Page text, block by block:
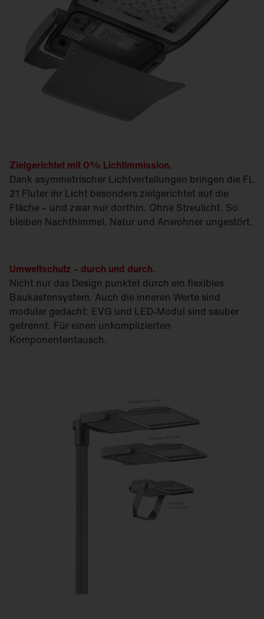
Zielgerichtet mit 0% Lichtimmission.
Dank asymmetrischer Licht­verteilungen bringen die FL
21 Fluter ihr Licht besonders zielgerichtet auf die
Fläche – und zwar nur dorthin. Ohne Streulicht. So
bleiben Nachthimmel, Natur und Anwohner ungestört.
Umweltschutz – durch und durch.
Nicht nur das Design punktet durch ein flexibles
Baukastensystem. Auch die inneren Werte sind
modular gedacht: EVG und LED-Modul sind sauber
getrennt. Für einen unkomplizierten
Komponententausch.